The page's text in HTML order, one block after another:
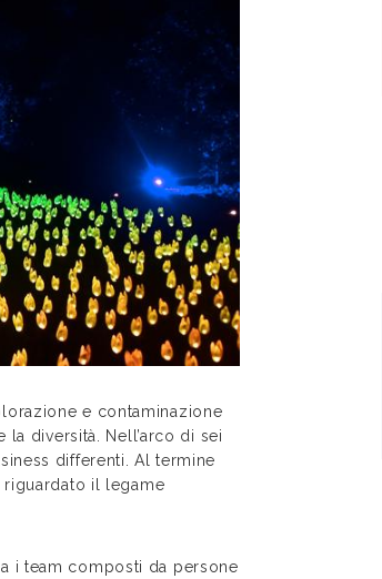
e contaminazione
diversità. Nell’arco di sei
differenti. Al termine
il legame
i team composti da persone